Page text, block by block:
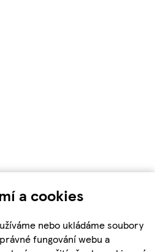
a cookies
nebo ukládáme soubory
fungování webu a